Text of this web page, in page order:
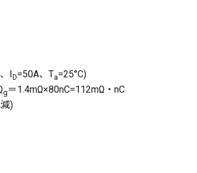
ID=50A、Ta=25°C)
g ＝1.4mΩ×80nC=112mΩ・nC
)